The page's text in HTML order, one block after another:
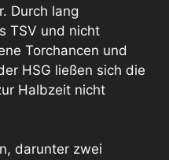
Durch lang
TSV und nicht
Torchancen und
HSG ließen sich die
Halbzeit nicht
darunter zwei